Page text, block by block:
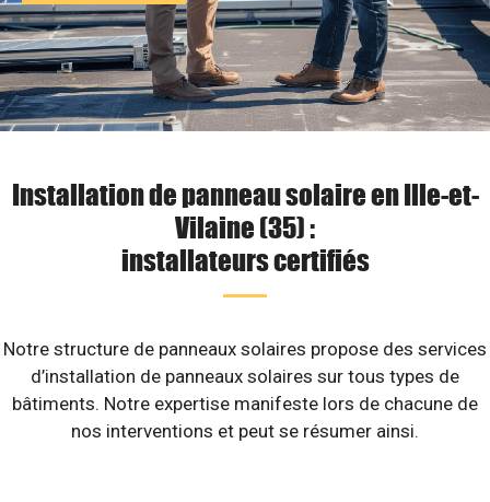
Installation de panneau solaire en Ille-et-
Vilaine (35) :
installateurs certifiés
Notre structure de panneaux solaires propose des services
d’installation de panneaux solaires sur tous types de
bâtiments. Notre expertise manifeste lors de chacune de
nos interventions et peut se résumer ainsi.